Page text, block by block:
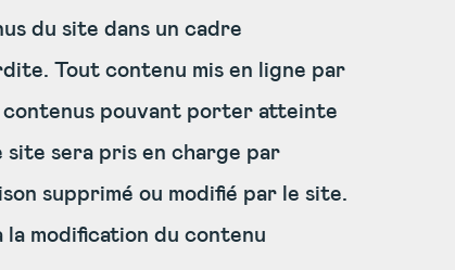
du site dans un cadre
Tout contenu mis en ligne par
contenus pouvant porter atteinte
sera pris en charge par
supprimé ou modifié par le site.
modification du contenu